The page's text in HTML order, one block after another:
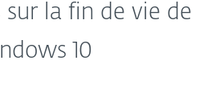
sur la fin de vie de
10